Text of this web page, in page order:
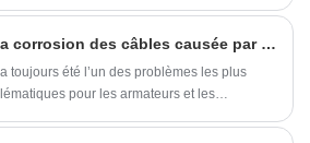
transporter le courant électrique et le
dépend de la puissance et de la fonction
Comment prévenir la corrosion des câbles causée par les environnements de travail marins difficiles ?
toujours été l’un des problèmes les plus
pour les armateurs et les